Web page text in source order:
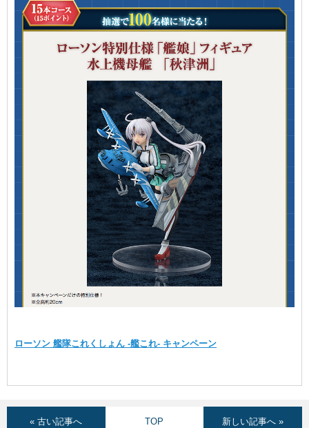
ローソン 艦隊これくしょん -艦これ- キャンペーン
« 古い記事へ TOP 新しい記事へ »